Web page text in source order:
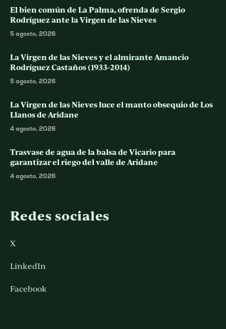
El bien común de La Palma, ofrenda de Sergio
Rodríguez ante la Virgen de las Nieves
5 agosto, 2026
La Virgen de las Nieves y el almirante Amancio
Rodríguez Castaños (1933-2014)
5 agosto, 2026
La Virgen de las Nieves luce el manto obsequio de Los
Llanos de Aridane
4 agosto, 2026
Trasvase de agua de la balsa de Vicario para
garantizar el riego del valle de Aridane
4 agosto, 2026
Redes sociales
X
LinkedIn
Facebook